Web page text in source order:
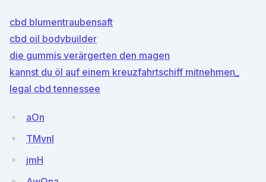
cbd blumentraubensaft
cbd oil bodybuilder
die gummis verärgerten den magen
kannst du öl auf einem kreuzfahrtschiff mitnehmen_
legal cbd tennessee
aOn
TMvnI
jmH